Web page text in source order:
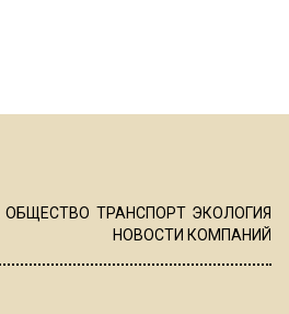
ОБЩЕСТВО ТРАНСПОРТ ЭКОЛОГИЯ
НОВОСТИ КОМПАНИЙ